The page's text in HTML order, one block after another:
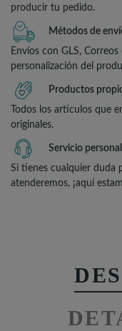
producir tu pedido.
Métodos de
Envíos con GLS,
personalización del
Productos
Todos los artículos que
originales.
Servicio
Si tienes cualquier duda
atenderemos, ¡aquí